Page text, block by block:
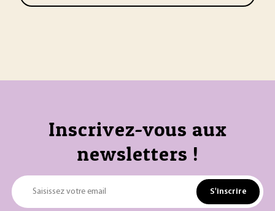
Inscrivez-vous aux
newsletters !
Saisissez votre email S'inscrire